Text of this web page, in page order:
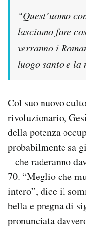
“Quest’uomo
lasciamo fare
verranno i
luogo santo e la
Col suo nuovo
rivoluzionario,
della potenza
probabilmente sa
– che raderanno
70. “Meglio che
intero”, dice il
bella e pregna di
pronunciata